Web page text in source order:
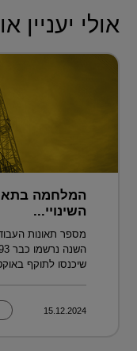
אולי יעניין
המלחמה
השינויי...
מספר תאונות
שיכנסו לתוקף
15.12.2024